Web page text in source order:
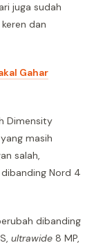
juga sudah
dan
Gahar
Dimensity
masih
salah,
Nord 4
dibanding
ultrawide 8 MP,